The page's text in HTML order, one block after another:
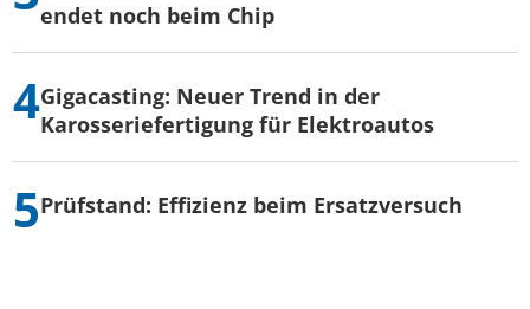
endet noch beim Chip
Gigacasting: Neuer Trend in der
Karosseriefertigung für Elektroautos
Prüfstand: Effizienz beim Ersatzversuch